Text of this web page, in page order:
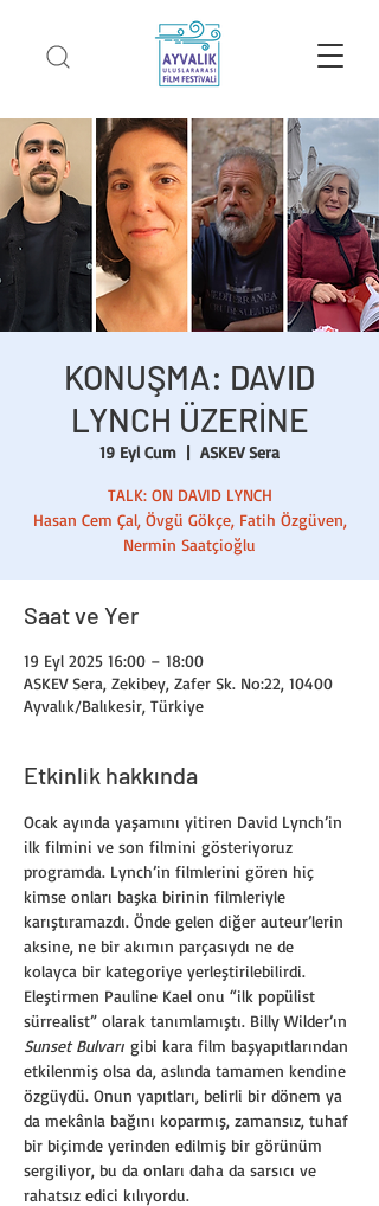
KONUŞMA: DAVID
LYNCH ÜZERİNE
19 Eyl Cum
  |
ASKEV Sera
TALK: ON DAVID LYNCH
Hasan Cem Çal, Övgü Gökçe, Fatih Özgüven,
Nermin Saatçioğlu
Saat ve Yer
19 Eyl 2025 16:00 – 18:00
ASKEV Sera, Zekibey, Zafer Sk. No:22, 10400
Ayvalık/Balıkesir, Türkiye
Etkinlik hakkında
Ocak ayında yaşamını yitiren David Lynch’in
ilk filmini ve son filmini gösteriyoruz
programda. Lynch’in filmlerini gören hiç
kimse onları başka birinin filmleriyle
karıştıramazdı. Önde gelen diğer auteur’lerin
aksine, ne bir akımın parçasıydı ne de
kolayca bir kategoriye yerleştirilebilirdi.
Eleştirmen Pauline Kael onu “ilk popülist
sürrealist” olarak tanımlamıştı. Billy Wilder’ın
Sunset Bulvarı gibi kara film başyapıtlarından
etkilenmiş olsa da, aslında tamamen kendine
özgüydü. Onun yapıtları, belirli bir dönem ya
da mekânla bağını koparmış, zamansız, tuhaf
bir biçimde yerinden edilmiş bir görünüm
sergiliyor, bu da onları daha da sarsıcı ve
rahatsız edici kılıyordu.